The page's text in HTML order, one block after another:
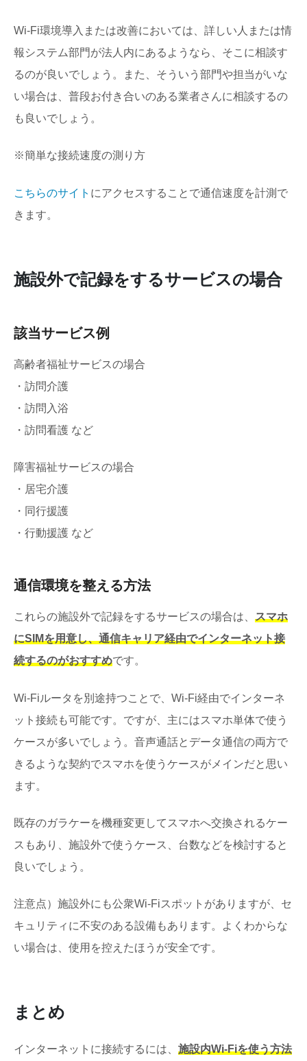
Wi-Fi環境導入または改善においては、詳しい人または情
報システム部門が法人内にあるようなら、そこに相談す
るのが良いでしょう。また、そういう部門や担当がいな
い場合は、普段お付き合いのある業者さんに相談するの
も良いでしょう。
※簡単な接続速度の測り方
こちらのサイト にアクセスすることで通信速度を計測で
きます。
施設外で記録をするサービスの場合
該当サービス例
高齢者福祉サービスの場合
・訪問介護
・訪問入浴
・訪問看護 など
障害福祉サービスの場合
・居宅介護
・同行援護
・行動援護 など
通信環境を整える方法
これらの施設外で記録をするサービスの場合は、 スマホ
にSIMを用意し、通信キャリア経由でインターネット接
続するのがおすすめです。
Wi-Fiルータを別途持つことで、Wi-Fi経由でインターネ
ット接続も可能です。ですが、主にはスマホ単体で使う
ケースが多いでしょう。音声通話とデータ通信の両方で
きるような契約でスマホを使うケースがメインだと思い
ます。
既存のガラケーを機種変更してスマホへ交換されるケー
スもあり、施設外で使うケース、台数などを検討すると
良いでしょう。
注意点）施設外にも公衆Wi-Fiスポットがありますが、セ
キュリティに不安のある設備もあります。よくわからな
い場合は、使用を控えたほうが安全です。
まとめ
インターネットに接続するには、 施設内Wi-Fiを使う方法